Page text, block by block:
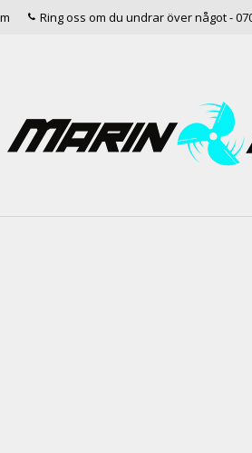
Ring oss om du undrar över något -